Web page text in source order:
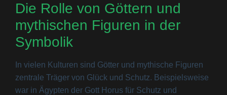
Die Rolle von Göttern und
mythischen Figuren in der
Symbolik
In vielen Kulturen sind Götter und mythische Figuren
zentrale Träger von Glück und Schutz. Beispielsweise
war in Ägypten der Gott Horus für Schutz und